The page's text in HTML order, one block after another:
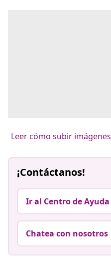
Leer cómo subir imágenes
¡Contáctanos!
Ir al Centro de Ayuda
Chatea con nosotros